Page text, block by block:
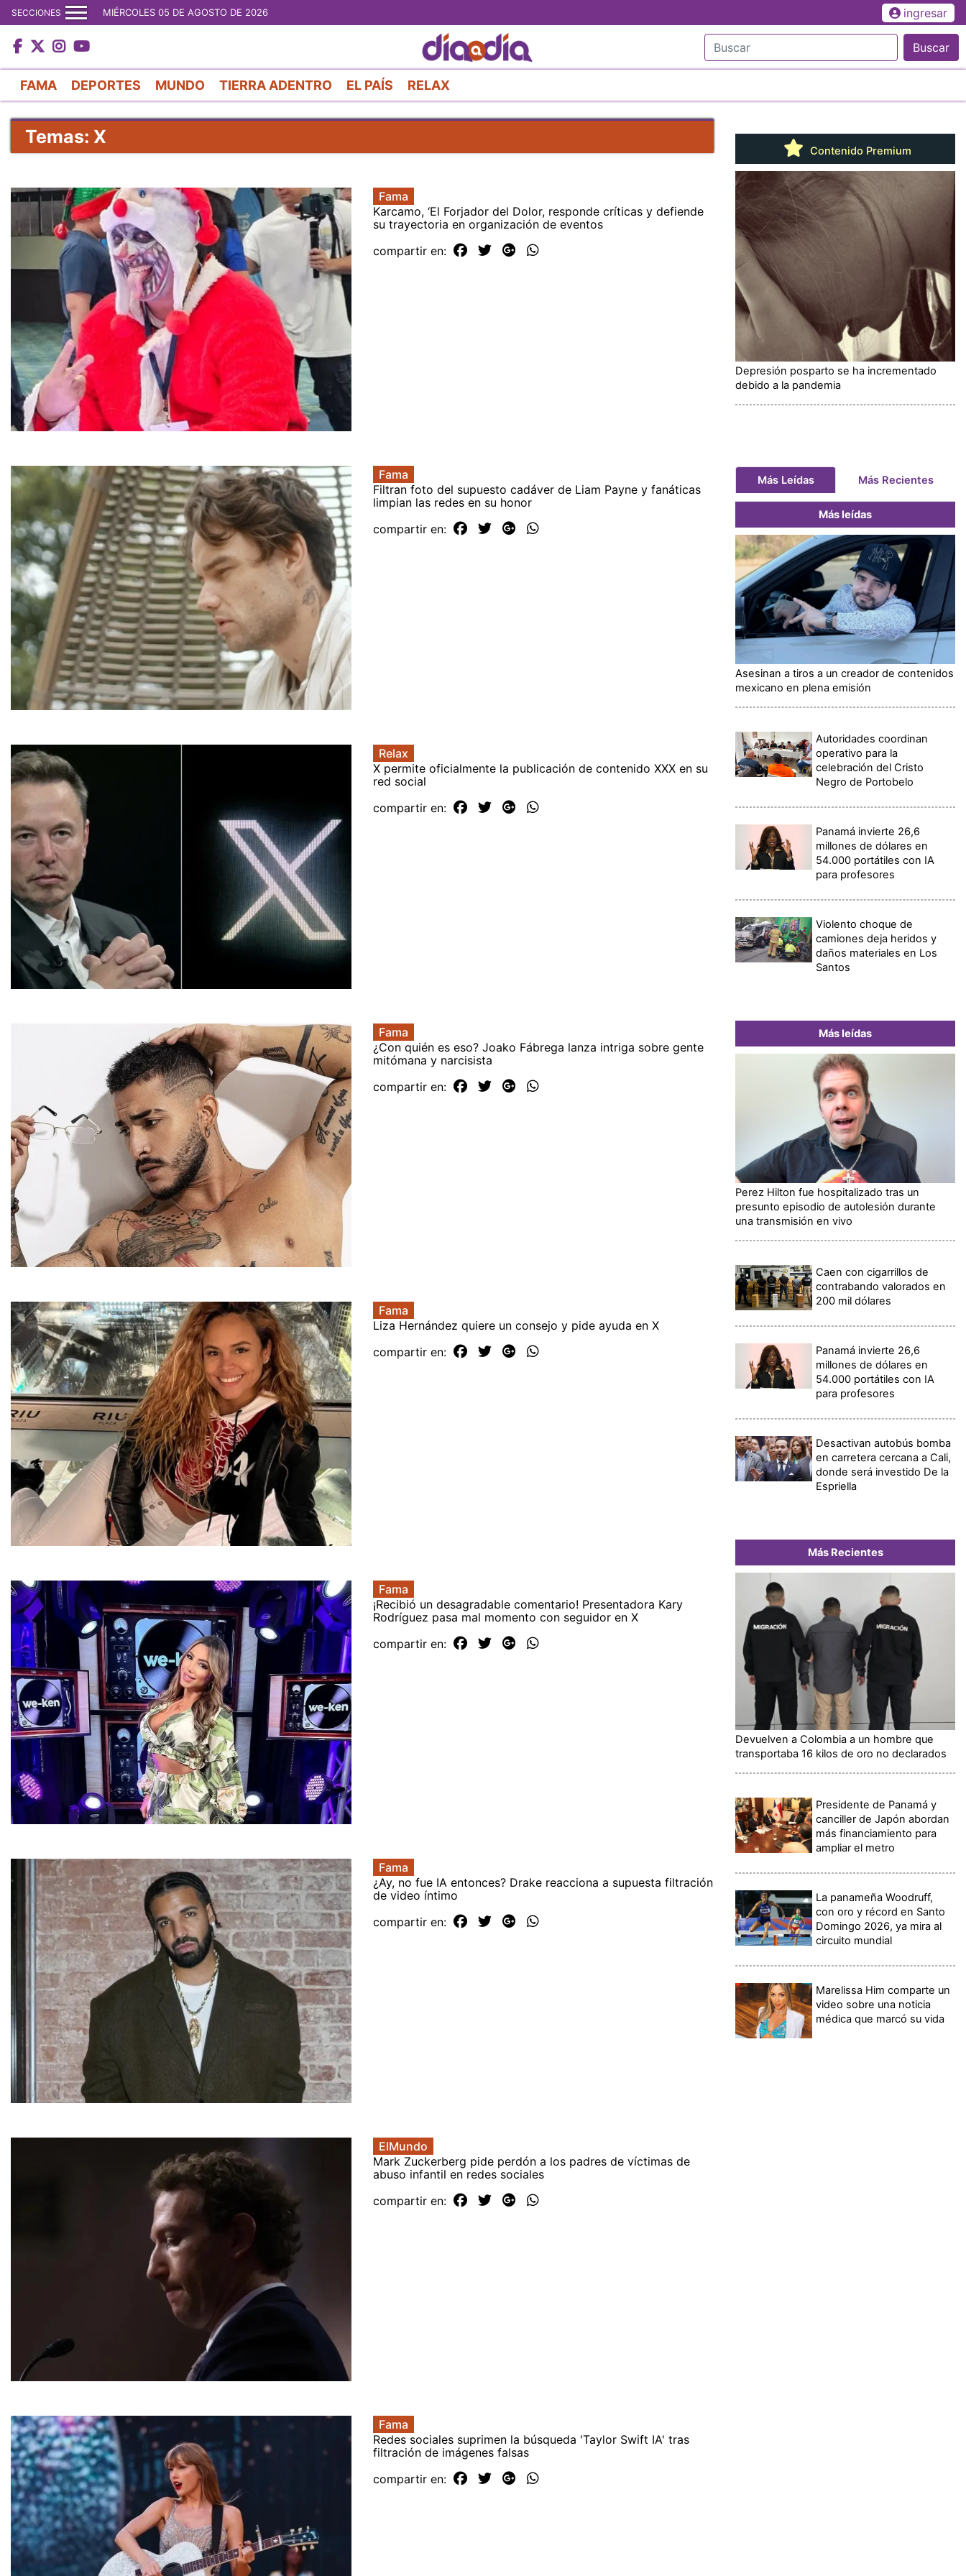
al
contenido
principal
SECCIONES MIÉRCOLES 05 DE AGOSTO DE 2026 ingresar
Buscar
FAMA DEPORTES MUNDO TIERRA ADENTRO EL PAÍS RELAX
Temas: X
Fama
Karcamo, ‘El Forjador del Dolor, responde críticas y defiende
su trayectoria en organización de eventos
compartir en:
Fama
Filtran foto del supuesto cadáver de Liam Payne y fanáticas
limpian las redes en su honor
compartir en:
Relax
X permite oficialmente la publicación de contenido XXX en su
red social
compartir en:
Fama
¿Con quién es eso? Joako Fábrega lanza intriga sobre gente
mitómana y narcisista
compartir en:
Fama
Liza Hernández quiere un consejo y pide ayuda en X
compartir en:
Fama
¡Recibió un desagradable comentario! Presentadora Kary
Rodríguez pasa mal momento con seguidor en X
compartir en:
Fama
¿Ay, no fue IA entonces? Drake reacciona a supuesta filtración
de video íntimo
compartir en:
ElMundo
Mark Zuckerberg pide perdón a los padres de víctimas de
abuso infantil en redes sociales
compartir en:
Fama
Redes sociales suprimen la búsqueda 'Taylor Swift IA' tras
filtración de imágenes falsas
compartir en:
Contenido Premium
Depresión posparto se ha incrementado
debido a la pandemia
Más Leídas Más Recientes
Más leídas
Asesinan a tiros a un creador de contenidos
mexicano en plena emisión
Autoridades coordinan
operativo para la
celebración del Cristo
Negro de Portobelo
Panamá invierte 26,6
millones de dólares en
54.000 portátiles con IA
para profesores
Violento choque de
camiones deja heridos y
daños materiales en Los
Santos
Más leídas
Perez Hilton fue hospitalizado tras un
presunto episodio de autolesión durante
una transmisión en vivo
Caen con cigarrillos de
contrabando valorados en
200 mil dólares
Panamá invierte 26,6
millones de dólares en
54.000 portátiles con IA
para profesores
Desactivan autobús bomba
en carretera cercana a Cali,
donde será investido De la
Espriella
Más Recientes
Devuelven a Colombia a un hombre que
transportaba 16 kilos de oro no declarados
Presidente de Panamá y
canciller de Japón abordan
más financiamiento para
ampliar el metro
La panameña Woodruff,
con oro y récord en Santo
Domingo 2026, ya mira al
circuito mundial
Marelissa Him comparte un
video sobre una noticia
médica que marcó su vida